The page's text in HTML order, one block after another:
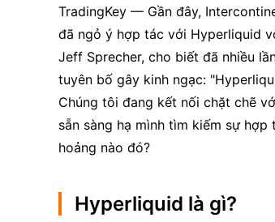
TradingKey — Gần đây,
đã ngỏ ý hợp tác với Hyperliquid
Jeff Sprecher, cho biết đã nhiều
tuyên bố gây kinh ngạc:
Chúng tôi đang kết nối chặt chẽ
sẵn sàng hạ mình tìm kiếm sự
hoảng nào đó?
Hyperliquid là gì?